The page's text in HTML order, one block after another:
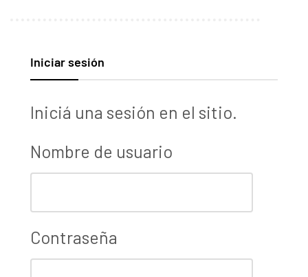
Iniciar sesión
Iniciá una sesión en el sitio.
Nombre de usuario
Contraseña